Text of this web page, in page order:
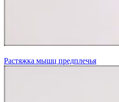
Растяжка мышц предплечья